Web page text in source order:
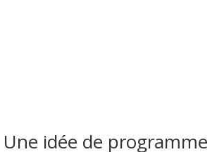
Une idée de programme